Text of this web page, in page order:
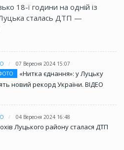
18-ї години на одній із
сталась ДТП —
07 Вересня 2024 15:07
«Нитка єднання»: у Луцьку
новий рекорд України. ВІДЕО
04 Вересня 2024 16:48
Луцького району сталася ДТП